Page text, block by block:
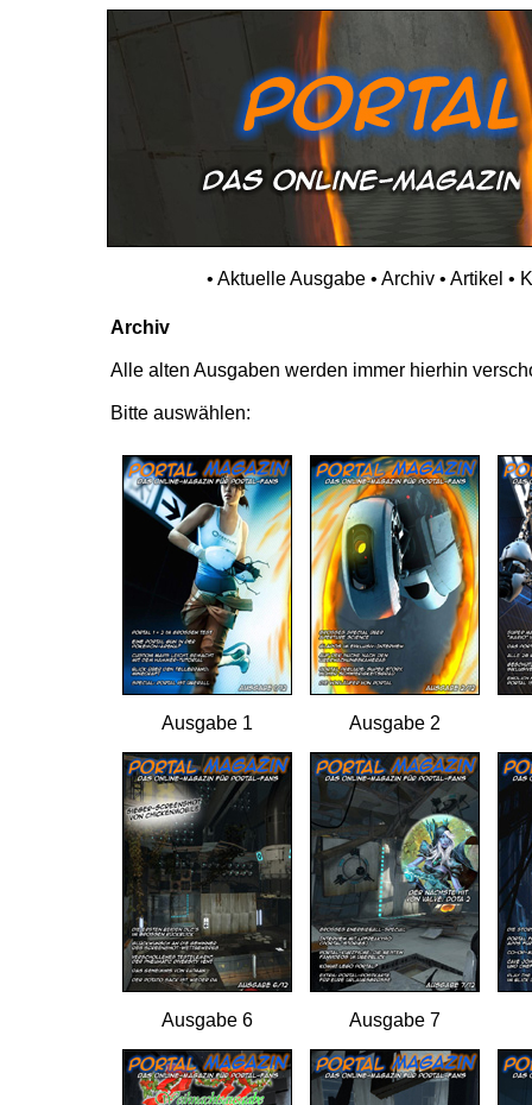
• Aktuelle Ausgabe• Archiv• Artikel •
Archiv
Alle alten Ausgaben werden immer hierhin
Bitte auswählen:
Ausgabe 1 Ausgabe 2
Ausgabe 6 Ausgabe 7